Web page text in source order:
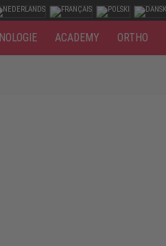
ACADEMY ORTHO